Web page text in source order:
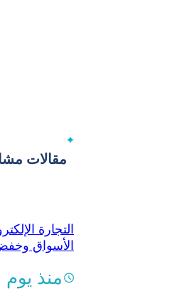
مقالات
التجارة
الأسواق
منذ يوم